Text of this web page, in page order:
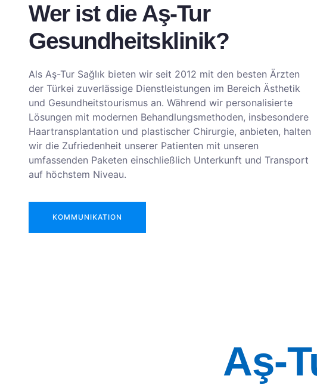
Wer ist die Aş-Tur
Gesundheitsklinik?
Als Aş-Tur Sağlık bieten wir seit 2012 mit den besten Ärzten
der Türkei zuverlässige Dienstleistungen im Bereich Ästhetik
und Gesundheitstourismus an. Während wir personalisierte
Lösungen mit modernen Behandlungsmethoden, insbesondere
Haartransplantation und plastischer Chirurgie, anbieten, halten
wir die Zufriedenheit unserer Patienten mit unseren
umfassenden Paketen einschließlich Unterkunft und Transport
auf höchstem Niveau.
KOMMUNIKATION
Aş-